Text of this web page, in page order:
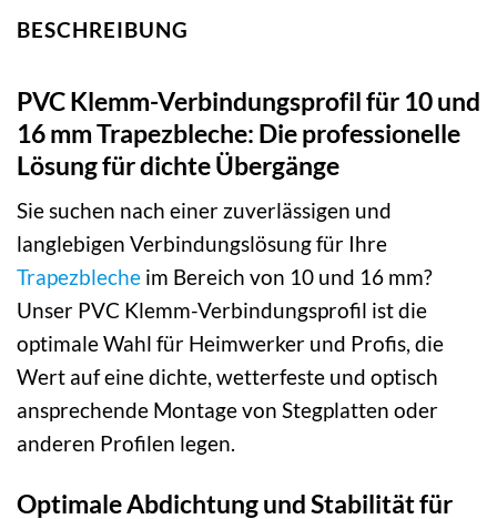
BESCHREIBUNG
PVC Klemm-Verbindungsprofil für 10 und
16 mm Trapezbleche: Die professionelle
Lösung für dichte Übergänge
Sie suchen nach einer zuverlässigen und
langlebigen Verbindungslösung für Ihre
Trapezbleche im Bereich von 10 und 16 mm?
Unser PVC Klemm-Verbindungsprofil ist die
optimale Wahl für Heimwerker und Profis, die
Wert auf eine dichte, wetterfeste und optisch
ansprechende Montage von Stegplatten oder
anderen Profilen legen.
Optimale Abdichtung und Stabilität für